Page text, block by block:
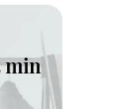
min